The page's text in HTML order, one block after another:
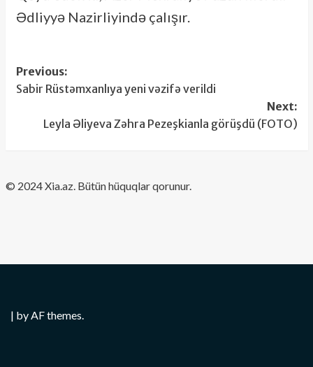
Ədliyyə Nazirliyində çalışır.
Post
navigation
Previous:
Sabir Rüstəmxanlıya yeni vəzifə verildi
Next:
Leyla Əliyeva Zəhra Pezeşkianla görüşdü (FOTO)
​© 2024 Xia.az. Bütün hüquqlar qorunur.
| by AF themes.